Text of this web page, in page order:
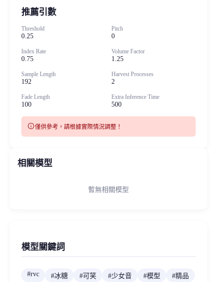
推薦引數
Threshold
0.25
Pitch
0
Index Rate
0.75
Volume Factor
1.25
Sample Length
192
Harvest Processes
2
Fade Length
100
Extra Inference Time
500
info僅供參考，請根據實際情況調整！
相關模型
暫無相關模型
模型關鍵詞
#rvc #冰糖 #可笑 #少女音 #模型 #精品